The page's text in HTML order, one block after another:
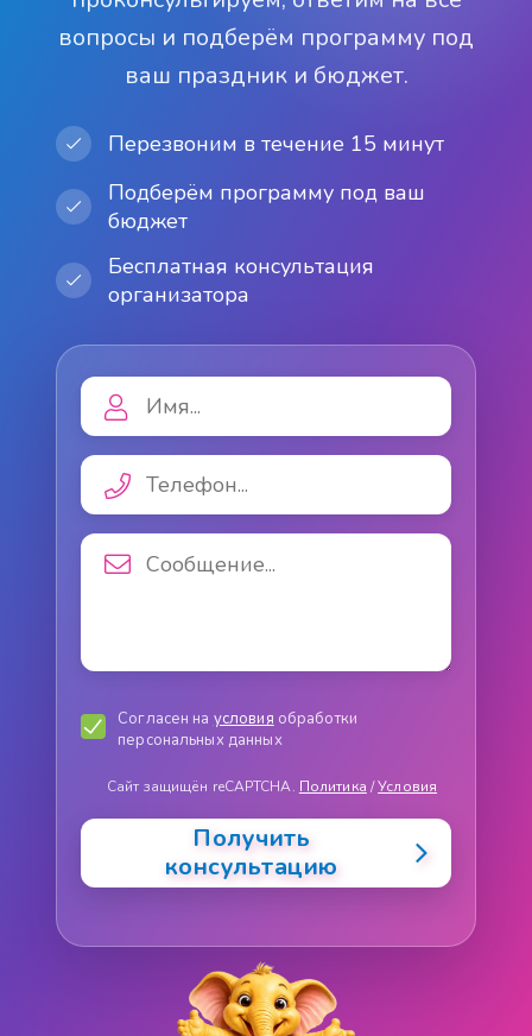
вопросы и подберём программу под
ваш праздник и бюджет.
Перезвоним в течение 15 минут
Подберём программу под ваш
бюджет
Бесплатная консультация
организатора
Согласен на условия обработки
персональных данных
Сайт защищён reCAPTCHA. Политика /Условия
Получить
консультацию